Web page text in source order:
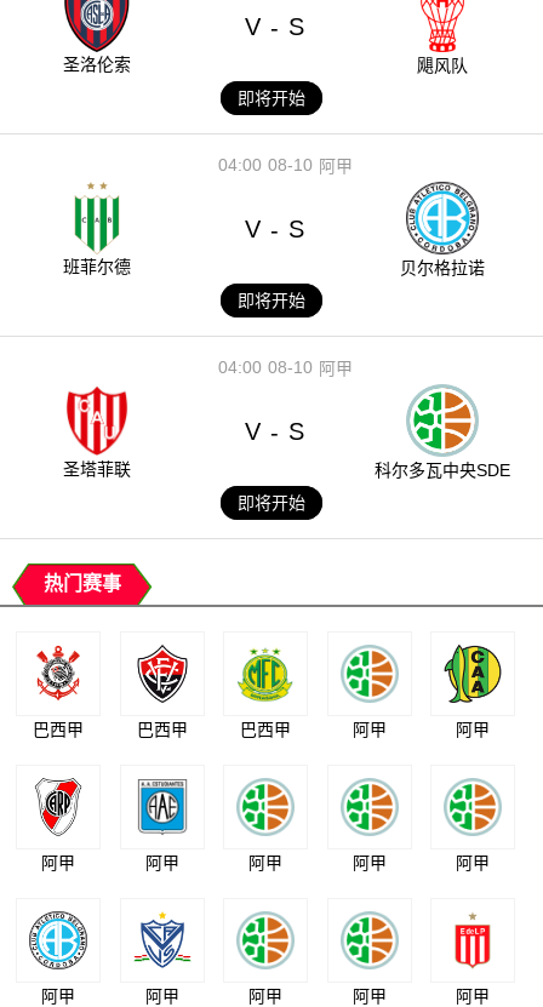
圣洛伦索
V - S
飓风队
即将开始
08-10
04:00 阿甲
班菲尔德
V - S
贝尔格拉诺
即将开始
08-10
04:00 阿甲
圣塔菲联
V - S
科尔多瓦中央SDE
即将开始
热门赛事
巴西甲 巴西甲 巴西甲 阿甲 阿甲
阿甲 阿甲 阿甲 阿甲 阿甲
阿甲 阿甲 阿甲 阿甲 阿甲